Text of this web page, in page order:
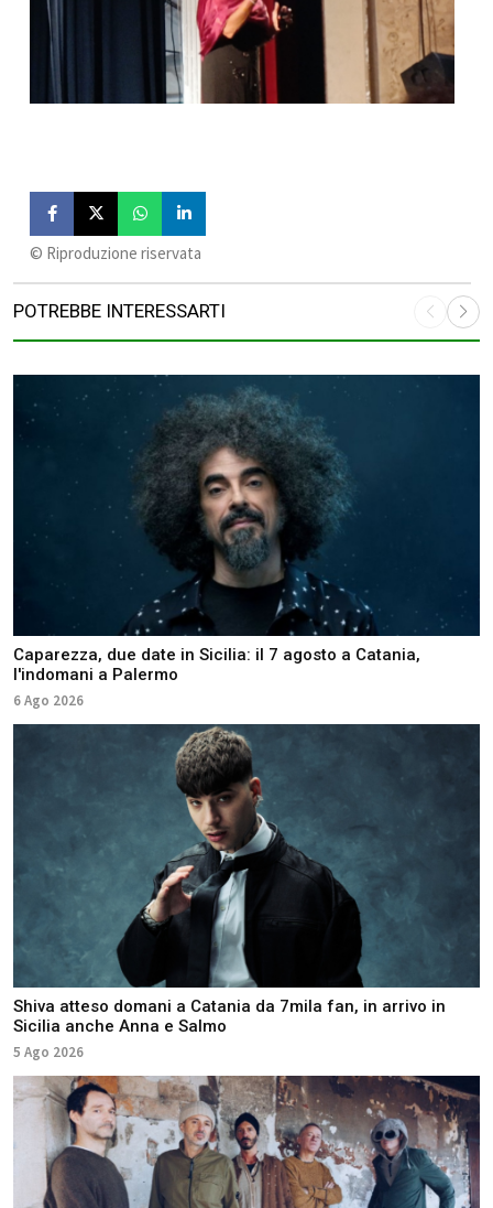
©️ Riproduzione riservata
POTREBBE INTERESSARTI
Caparezza, due date in Sicilia: il 7 agosto a Catania,
l'indomani a Palermo
6 Ago 2026
Shiva atteso domani a Catania da 7mila fan, in arrivo in
Sicilia anche Anna e Salmo
5 Ago 2026